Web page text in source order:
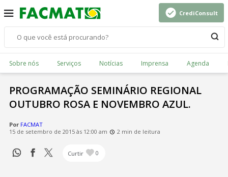
CrediConsult
Sobre nós Serviços Notícias Imprensa Agenda
PROGRAMAÇÃO SEMINÁRIO REGIONAL
OUTUBRO ROSA E NOVEMBRO AZUL.
Por FACMAT
15 de setembro de 2015 às 12:00 am
2 min de leitura
Curtir 0